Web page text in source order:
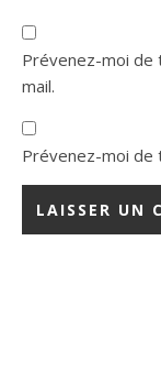
Prévenez-moi de
mail.
Prévenez-moi de